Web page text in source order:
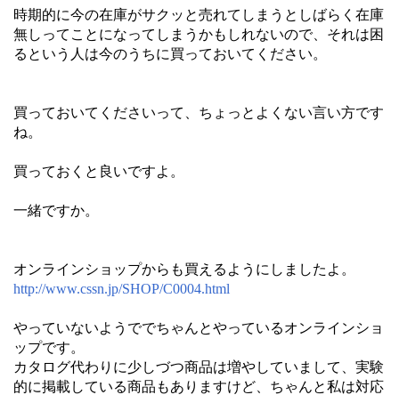
時期的に今の在庫がサクッと売れてしまうとしばらく在庫
無しってことになってしまうかもしれないので、それは困
るという人は今のうちに買っておいてください。
買っておいてくださいって、ちょっとよくない言い方です
ね。
買っておくと良いですよ。
一緒ですか。
オンラインショップからも買えるようにしましたよ。
http://www.cssn.jp/SHOP/C0004.html
やっていないようででちゃんとやっているオンラインショ
ップです。
カタログ代わりに少しづつ商品は増やしていまして、実験
的に掲載している商品もありますけど、ちゃんと私は対応